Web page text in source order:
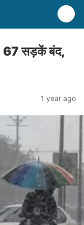
67 सड़कें बंद,
1 year ago